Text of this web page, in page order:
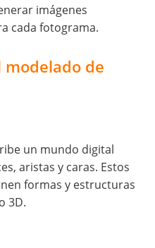
imágenes
cada fotograma.
modelado de
un mundo digital
aristas y caras. Estos
formas y estructuras
3D.